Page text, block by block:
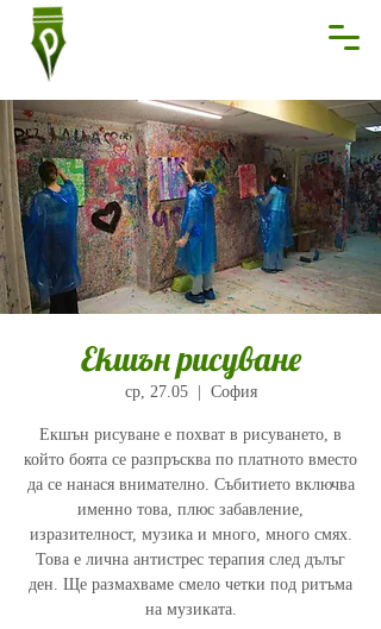
Екшън рисуване
ср, 27.05
  |
София
Екшън рисуване е похват в рисуването, в
който боята се разпръсква по платното вместо
да се нанася внимателно. Събитието включва
именно това, плюс забавление,
изразителност, музика и много, много смях.
Това е лична антистрес терапия след дълъг
ден. Ще размахваме смело четки под ритъма
на музиката.